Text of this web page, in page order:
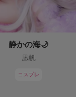
静かの海🌙
凪帆
コスプレ